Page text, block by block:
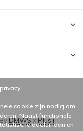
DMWSxPlus+
cookie zijn nodig om
Naast functionele
doeleinden en